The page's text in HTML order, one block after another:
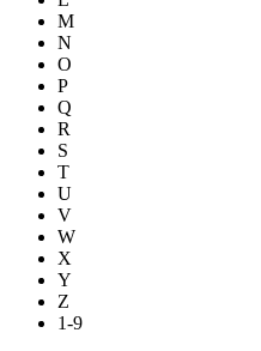
M
N
O
P
Q
R
S
T
U
V
W
X
Y
Z
1-9